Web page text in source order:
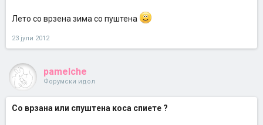
Лето со врзена зима со пуштена
23 јули 2012
pamelche
Форумски идол
Со врзана или спуштена коса спиете ?